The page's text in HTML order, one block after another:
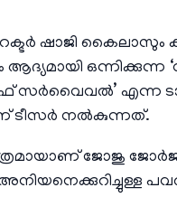
ഷാജി കൈലാസും
ആദ്യമായി
ഓഫ് സർവൈവൽ’ എന്ന
ടീസർ നൽകുന്നത്.
ജോജു ജോർജ്